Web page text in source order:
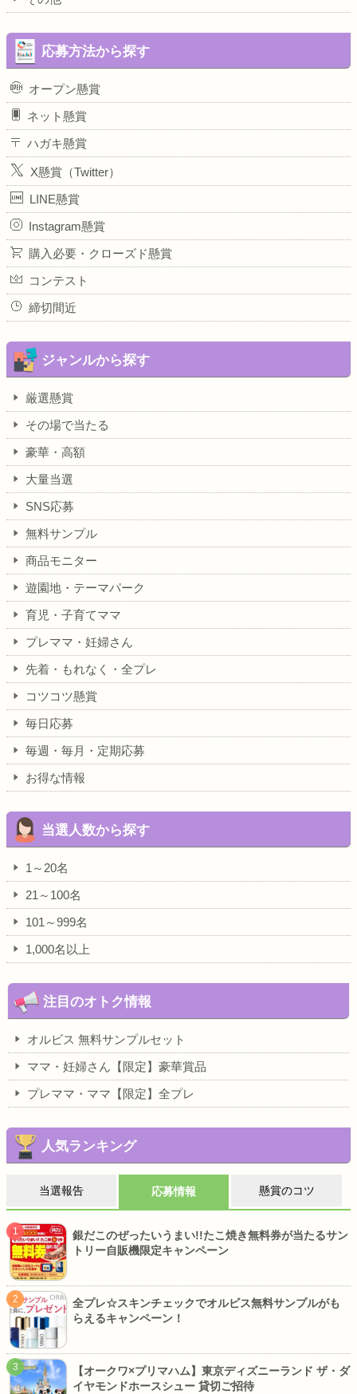
応募方法から探す
オープン懸賞
ネット懸賞
ハガキ懸賞
X懸賞（Twitter）
LINE懸賞
Instagram懸賞
購入必要・クローズド懸賞
コンテスト
締切間近
ジャンルから探す
厳選懸賞
その場で当たる
豪華・高額
大量当選
SNS応募
無料サンプル
商品モニター
遊園地・テーマパーク
育児・子育てママ
プレママ・妊婦さん
先着・もれなく・全プレ
コツコツ懸賞
毎日応募
毎週・毎月・定期応募
お得な情報
当選人数から探す
1～20名
21～100名
101～999名
1,000名以上
注目のオトク情報
オルビス 無料サンプルセット
ママ・妊婦さん【限定】豪華賞品
プレママ・ママ【限定】全プレ
人気ランキング
当選報告 応募情報 懸賞のコツ
銀だこのぜったいうまい!!たこ焼き無料券が当たるサン
トリー自販機限定キャンペーン
全プレ☆スキンチェックでオルビス無料サンプルがも
らえるキャンペーン！
【オークワ×プリマハム】東京ディズニーランド ザ・ダ
イヤモンドホースシュー 貸切ご招待